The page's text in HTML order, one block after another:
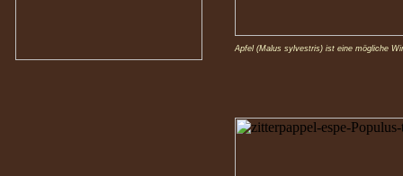
Apfel (Malus sylvestris) ist eine mögliche